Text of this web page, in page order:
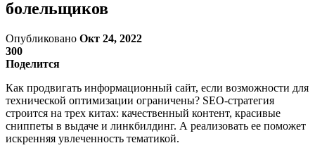
болельщиков
Опубликовано Окт 24, 2022
300
Поделится
Как продвигать информационный сайт, если возможности для
технической оптимизации ограничены? SEO-стратегия
строится на трех китах: качественный контент, красивые
сниппеты в выдаче и линкбилдинг. А реализовать ее поможет
искренняя увлеченность тематикой.